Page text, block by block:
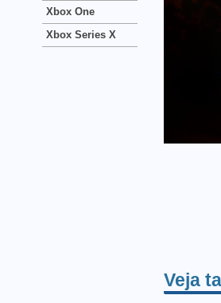
Veja
Xbox One
Xbox Series X